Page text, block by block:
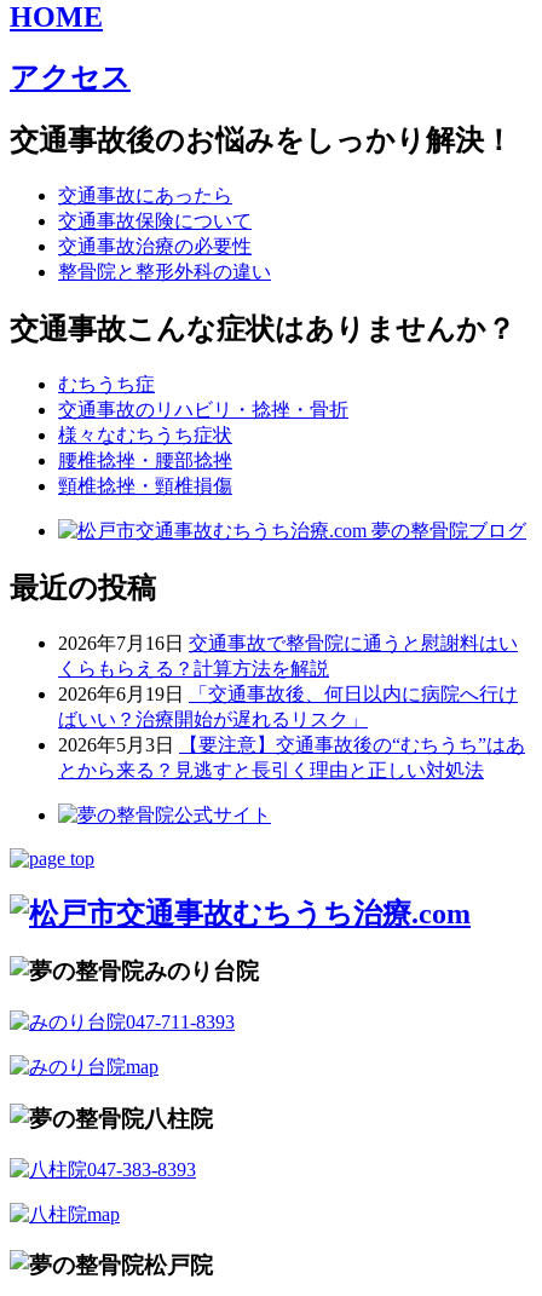
HOME
アクセス
交通事故後のお悩みをしっかり解決！
交通事故にあったら
交通事故保険について
交通事故治療の必要性
整骨院と整形外科の違い
交通事故こんな症状はありませんか？
むちうち症
交通事故のリハビリ・捻挫・骨折
様々なむちうち症状
腰椎捻挫・腰部捻挫
頸椎捻挫・頸椎損傷
最近の投稿
2026年7月16日 交通事故で整骨院に通うと慰謝料はい
くらもらえる？計算方法を解説
2026年6月19日
「交通事故後、何日以内に病院へ行け
ばいい？治療開始が遅れるリスク」
2026年5月3日
【要注意】交通事故後の“むちうち”はあ
とから来る？見逃すと長引く理由と正しい対処法